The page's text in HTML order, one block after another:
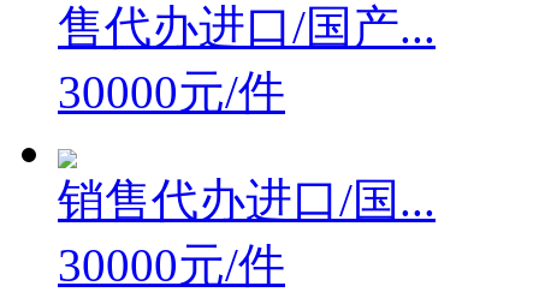
售代办进口/国产...
30000元/件
销售代办进口/国...
30000元/件